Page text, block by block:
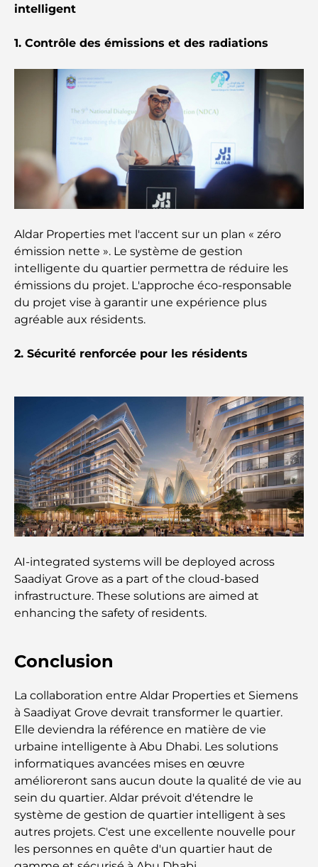
voyage à travers le temps
Les 7 meilleurs restaurants de Dubai Creek
Les meilleures écoles de Dubai Marina : un guide
adapté aux familles
Restaurants à Dubai Hills : Les meilleures adresses
gourmandes d’un quartier en pleine expansion
Les meilleurs parcours de golf de championnat à
Dubaï
Résidences en bord de mer à Dubaï : le luxe au
bord de la mer
Les meilleures banques de Dubaï pour les
expatriés : un guide bancaire complet
Le pays le plus cher du monde : un classement
Les meilleurs restaurants de steak à Dubaï : un
guide pour les amateurs de viande
A Brief Guide to Buying Property in Dubai (2025-
26)
Guide des salles de sport de Damac Hills : Les
meilleures options de remise en forme à Damac
Hills et aux alentours
Les meilleurs centres commerciaux de Dubaï pour
le shopping et les loisirs
Que faire au DIFC : explorez le quartier le plus
Cartes de crédit aux Émirats arabes unis : un guide
Hôpital du DIFC : des soins médicaux de classe
mondiale à Dubaï
Rarest Car in the World: Automotive Legends
Beyond Price
Salles de sport au DIFC : quand le fitness
rencontre le style de vie professionnel
intelligent
1. Contrôle des émissions et des radiations
Aldar Properties met l'accent sur un plan « zéro
émission nette ». Le système de gestion
intelligente du quartier permettra de réduire les
émissions du projet. L'approche éco-responsable
du projet vise à garantir une expérience plus
agréable aux résidents.
2. Sécurité renforcée pour les résidents
AI-integrated systems will be deployed across
Saadiyat Grove as a part of the cloud-based
infrastructure. These solutions are aimed at
enhancing the safety of residents.
Conclusion
La collaboration entre Aldar Properties et Siemens
à Saadiyat Grove devrait transformer le quartier.
Elle deviendra la référence en matière de vie
urbaine intelligente à Abu Dhabi. Les solutions
informatiques avancées mises en œuvre
amélioreront sans aucun doute la qualité de vie au
sein du quartier. Aldar prévoit d'étendre le
système de gestion de quartier intelligent à ses
autres projets. C'est une excellente nouvelle pour
les personnes en quête d'un quartier haut de